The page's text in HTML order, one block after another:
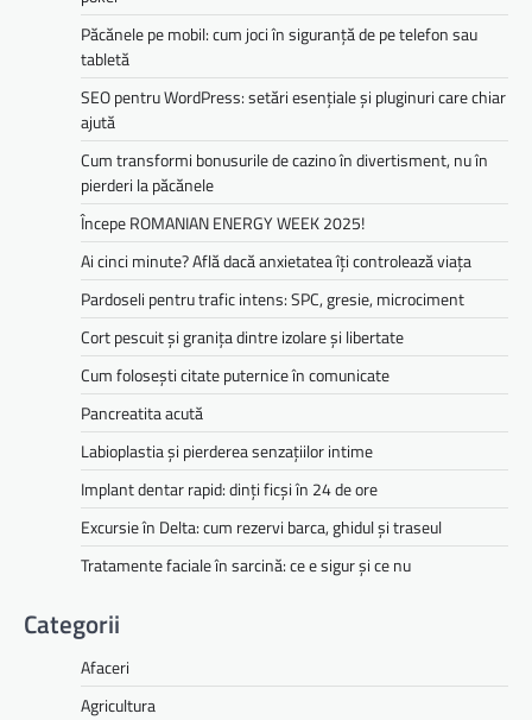
Păcănele pe mobil: cum joci în siguranță de pe telefon sau
tabletă
SEO pentru WordPress: setări esențiale și pluginuri care chiar
ajută
Cum transformi bonusurile de cazino în divertisment, nu în
pierderi la păcănele
Începe ROMANIAN ENERGY WEEK 2025!
Ai cinci minute? Află dacă anxietatea îți controlează viața
Pardoseli pentru trafic intens: SPC, gresie, microciment
Cort pescuit și granița dintre izolare și libertate
Cum folosești citate puternice în comunicate
Pancreatita acută
Labioplastia și pierderea senzațiilor intime
Implant dentar rapid: dinți ficși în 24 de ore
Excursie în Delta: cum rezervi barca, ghidul și traseul
Tratamente faciale în sarcină: ce e sigur și ce nu
Categorii
Afaceri
Agricultura